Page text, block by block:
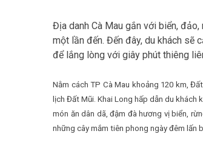
Địa danh Cà Mau gắn với biển,
một lần đến. Đến đây, du khách sẽ
để lắng lòng với giây phút thiêng
Nằm cách TP Cà Mau khoảng 120 km,
lịch Đất Mũi. Khai Long hấp dẫn du
món ăn dân dã, đậm đà hương vị biển,
những cây mắm tiên phong ngày đêm lấn